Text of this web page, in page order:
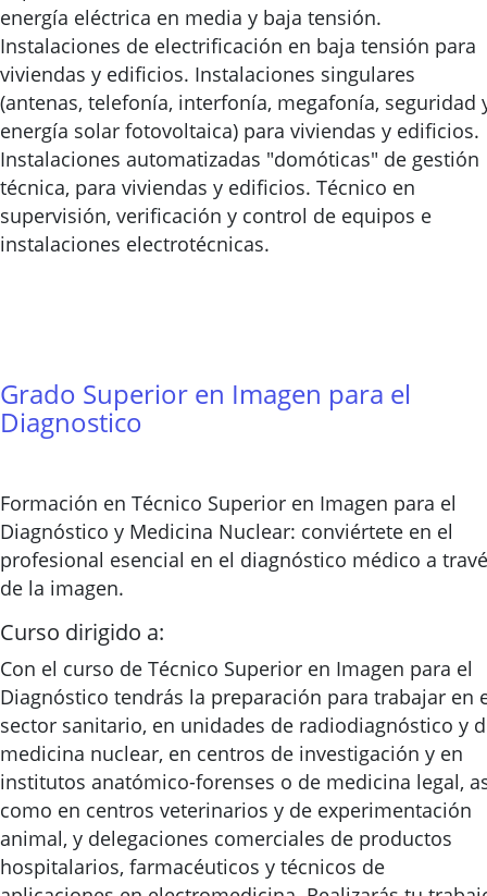
energía eléctrica en media y baja tensión.
Instalaciones de electrificación en baja tensión para
viviendas y edificios. Instalaciones singulares
(antenas, telefonía, interfonía, megafonía, seguridad
energía solar fotovoltaica) para viviendas y edificios.
Instalaciones automatizadas "domóticas" de gestión
técnica, para viviendas y edificios. Técnico en
supervisión, verificación y control de equipos e
instalaciones electrotécnicas.
Grado Superior en Imagen para el
Diagnostico
Formación en Técnico Superior en Imagen para el
Diagnóstico y Medicina Nuclear: conviértete en el
profesional esencial en el diagnóstico médico a
de la imagen.
Curso dirigido a:
Con el curso de Técnico Superior en Imagen para el
Diagnóstico tendrás la preparación para trabajar en
sector sanitario, en unidades de radiodiagnóstico y
medicina nuclear, en centros de investigación y en
institutos anatómico-forenses o de medicina legal,
como en centros veterinarios y de experimentación
animal, y delegaciones comerciales de productos
hospitalarios, farmacéuticos y técnicos de